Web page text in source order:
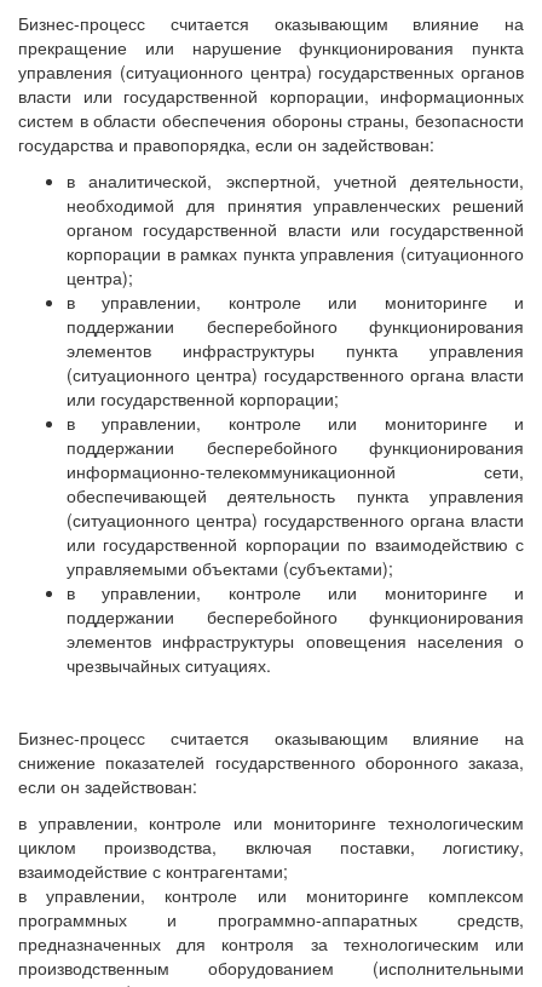
Бизнес-процесс считается оказывающим влияние на
прекращение или нарушение функционирования пункта
управления (ситуационного центра) государственных органов
власти или государственной корпорации, информационных
систем в области обеспечения обороны страны, безопасности
государства и правопорядка, если он задействован:
в аналитической, экспертной, учетной деятельности,
необходимой для принятия управленческих решений
органом государственной власти или государственной
корпорации в рамках пункта управления (ситуационного
центра);
в управлении, контроле или мониторинге и
поддержании бесперебойного функционирования
элементов инфраструктуры пункта управления
(ситуационного центра) государственного органа власти
или государственной корпорации;
в управлении, контроле или мониторинге и
поддержании бесперебойного функционирования
информационно-телекоммуникационной сети,
обеспечивающей деятельность пункта управления
(ситуационного центра) государственного органа власти
или государственной корпорации по взаимодействию с
управляемыми объектами (субъектами);
в управлении, контроле или мониторинге и
поддержании бесперебойного функционирования
элементов инфраструктуры оповещения населения о
чрезвычайных ситуациях.
Бизнес-процесс считается оказывающим влияние на
снижение показателей государственного оборонного заказа,
если он задействован:
в управлении, контроле или мониторинге технологическим
циклом производства, включая поставки, логистику,
взаимодействие с контрагентами;
в управлении, контроле или мониторинге комплексом
программных и программно-аппаратных средств,
предназначенных для контроля за технологическим или
производственным оборудованием (исполнительными